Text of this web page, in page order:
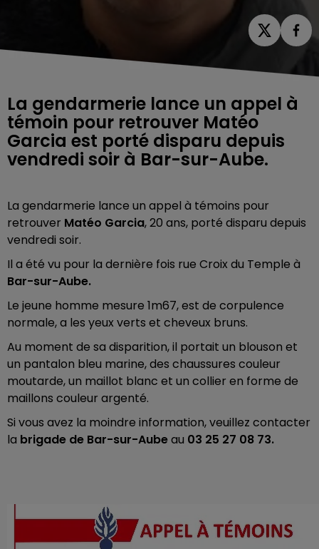
La gendarmerie lance un appel à
témoin pour retrouver Matéo
Garcia est porté disparu depuis
vendredi soir à Bar-sur-Aube.
La gendarmerie lance un appel à témoins pour
retrouver Matéo Garcia, 20 ans, porté disparu depuis
vendredi soir.
Il a été vu pour la dernière fois rue Croix du Temple à
Bar-sur-Aube.
Le jeune homme mesure 1m67, est de corpulence
normale, a les yeux verts et cheveux bruns.
Au moment de sa disparition, il portait un blouson et
un pantalon bleu marine, des chaussures couleur
moutarde, un maillot blanc et un collier en forme de
maillons couleur argenté.
Si vous avez la moindre information, veuillez contacter
la brigade de Bar-sur-Aubeau 03 25 27 08 73.